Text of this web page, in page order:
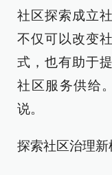
社区探索成立
不仅可以改变
式，也有助于
社区服务供给
说。
探索社区治理新